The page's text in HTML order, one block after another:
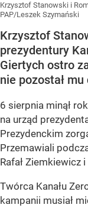
Krzysztof Stanowski i
PAP/Leszek Szymański
Krzysztof
prezydentury
Giertych ostro
nie pozostał mu
6 sierpnia minął
na urząd
Prezydenckim
Przemawiali
Rafał Ziemkiewicz
Twórca Kanału
kampanii musiał